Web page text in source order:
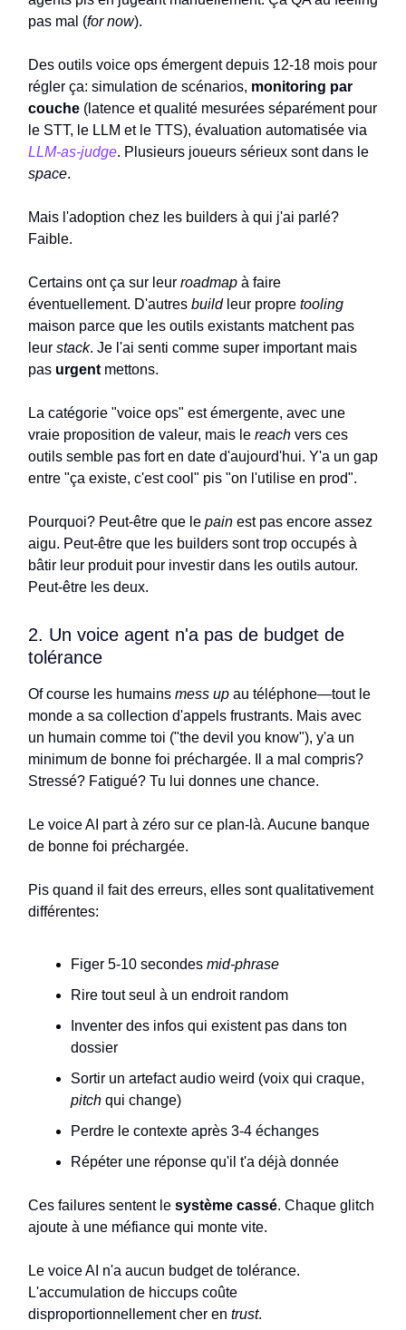
pas mal (for now).
Des outils voice ops émergent depuis 12-18 mois pour
régler ça: simulation de scénarios, monitoring par
couche (latence et qualité mesurées séparément pour
le STT, le LLM et le TTS), évaluation automatisée via
LLM-as-judge. Plusieurs joueurs sérieux sont dans le
space.
Mais l'adoption chez les builders à qui j'ai parlé?
Faible.
Certains ont ça sur leur roadmap à faire
éventuellement. D'autres buildleur propre tooling
maison parce que les outils existants matchent pas
leur stack. Je l'ai senti comme super important mais
pas urgentmettons.
La catégorie "voice ops" est émergente, avec une
vraie proposition de valeur, mais le reach vers ces
outils semble pas fort en date d'aujourd'hui. Y'a un gap
entre "ça existe, c'est cool" pis "on l'utilise en prod".
Pourquoi? Peut-être que le pain est pas encore assez
aigu. Peut-être que les builders sont trop occupés à
bâtir leur produit pour investir dans les outils autour.
Peut-être les deux.
2. Un voice agent n'a pas de budget de
tolérance
Of course les humains mess up au téléphone—tout le
monde a sa collection d'appels frustrants. Mais avec
un humain comme toi ("the devil you know"), y'a un
minimum de bonne foi préchargée. Il a mal compris?
Stressé? Fatigué? Tu lui donnes une chance.
Le voice AI part à zéro sur ce plan-là. Aucune banque
de bonne foi préchargée.
Pis quand il fait des erreurs, elles sont qualitativement
différentes:
Figer 5-10 secondes mid-phrase
Rire tout seul à un endroit random
Inventer des infos qui existent pas dans ton
dossier
Sortir un artefact audio weird (voix qui craque,
pitch qui change)
Perdre le contexte après 3-4 échanges
Répéter une réponse qu'il t'a déjà donnée
Ces failures sentent le système cassé. Chaque glitch
ajoute à une méfiance qui monte vite.
Le voice AI n'a aucun budget de tolérance.
L'accumulation de hiccups coûte
disproportionnellement cher en trust.